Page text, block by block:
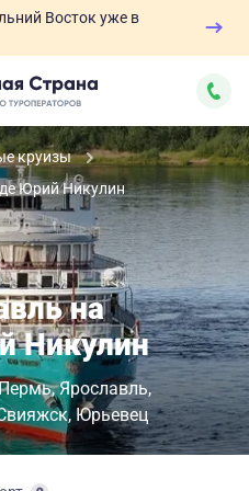
Восток уже в
круизы
Юрий Никулин
на
Никулин
Ярославль
Юрьевец